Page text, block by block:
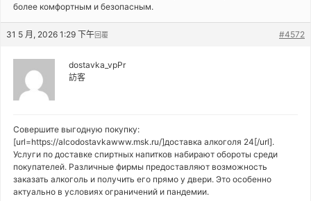
более комфортным и безопасным.
31 5 月, 2026 1:29 下午 #4572
回覆
dostavka_vpPr
訪客
Совершите выгодную покупку:
[url=https://alcodostavkawww.msk.ru/]доставка алкоголя 24[/url].
Услуги по доставке спиртных напитков набирают обороты среди
покупателей. Различные фирмы предоставляют возможность
заказать алкоголь и получить его прямо у двери. Это особенно
актуально в условиях ограничений и пандемии.